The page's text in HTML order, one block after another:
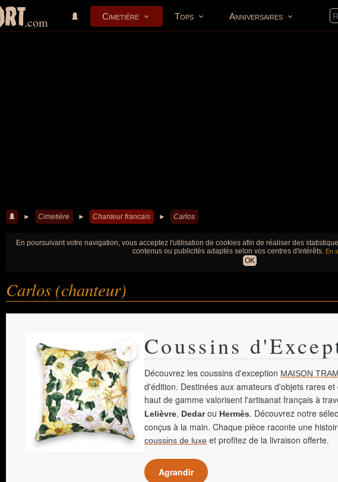
.com Cimetière Tops Anniversaires
► Cimetière ► Chanteur francais ► Carlos
En poursuivant votre navigation, vous acceptez l'utilisation de cookies afin de réaliser des
contenus ou publicités adaptés selon vos centres d'intérêts. En
OK
Carlos (chanteur)
Coussins
Découvrez les coussins d'exception MAISON
d'édition. Destinées aux amateurs d'objets rares
haut de gamme valorisent l'artisanat français à
Lelièvre, Dedarou Hermès. Découvrez notre
conçus à la main. Chaque pièce raconte une
coussins de luxe et profitez de la livraison offerte.
Agrandir